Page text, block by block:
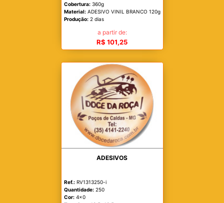
Cobertura:360g
Material:ADESIVO VINIL BRANCO 120g
Produção:2 dias
a partir de:
R$ 101,25
ADESIVOS
Ref.:RV1313250-i
Quantidade: 250
Cor: 4x0